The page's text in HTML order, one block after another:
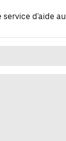
service d'aide au